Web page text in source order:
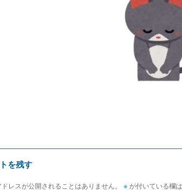
を残す
ドレスが公開されることはありません。 ※が付いている欄